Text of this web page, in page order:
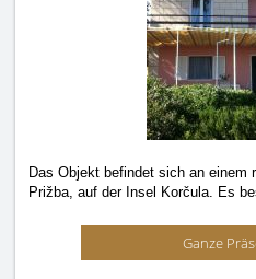
Das Objekt befindet sich an einem
Prižba, auf der Insel Korčula. Es
Ganze